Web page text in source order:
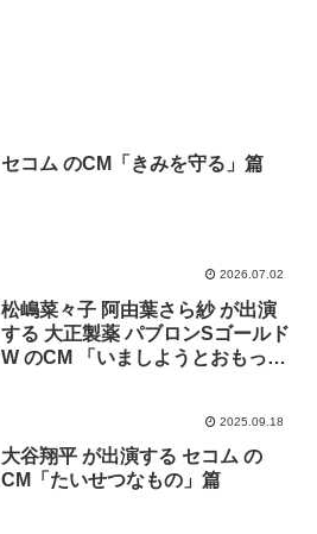
セコム のCM「きみを守る」篇
2026.07.02
松嶋菜々子 阿由葉さら紗 が出演
する 大正製薬 パブロンSゴールド
W のCM 「いましようとおもって
2025.09.18
大谷翔平 が出演する セコム の
CM「たいせつなもの」篇